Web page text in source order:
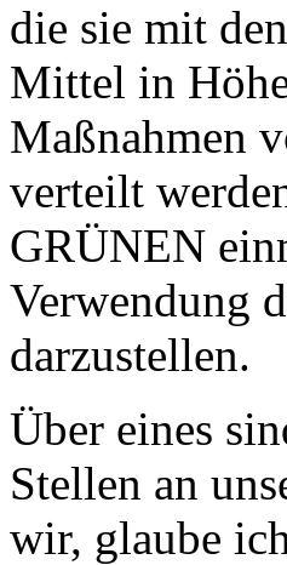
die sie mit
Mittel in
Maßnahmen
verteilt
GRÜNEN
Verwendung
darzustellen.
Über eines
Stellen an
wir, glaube